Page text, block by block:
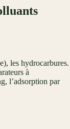
les hydrocarbures.
à
l’adsorption par